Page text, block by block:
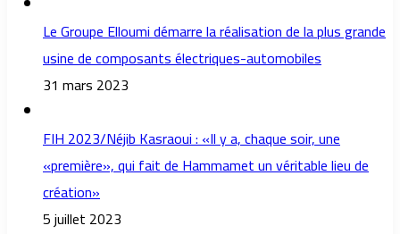
Le Groupe Elloumi démarre la réalisation de la plus grande
usine de composants électriques-automobiles
31 mars 2023
FIH 2023/Néjib Kasraoui : «Il y a, chaque soir, une
«première», qui fait de Hammamet un véritable lieu de
création»
5 juillet 2023